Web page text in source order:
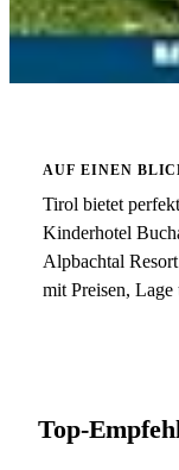
AUF EINEN
Tirol bietet
Kinderhotel
Alpbachtal
mit Preisen,
Top-